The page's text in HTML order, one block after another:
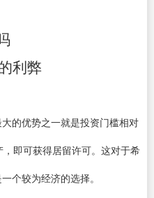
利弊
的优势之一就是投资门槛相对
即可获得居留许可。这对于希
个较为经济的选择。